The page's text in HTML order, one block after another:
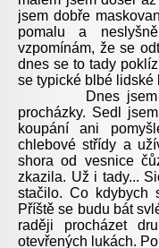
jsem dobře
pomalu a
vzpomínám, že se
dnes se to tady
se typické blbé lidské
Dnes jsem si
procházky. Sedl
koupání ani
chlebové střídy a
shora od vesnice
zkazila. Už i tady...
stačilo. Co kdybych
Příště se budu bát
raději procházet
otevřených lukách.